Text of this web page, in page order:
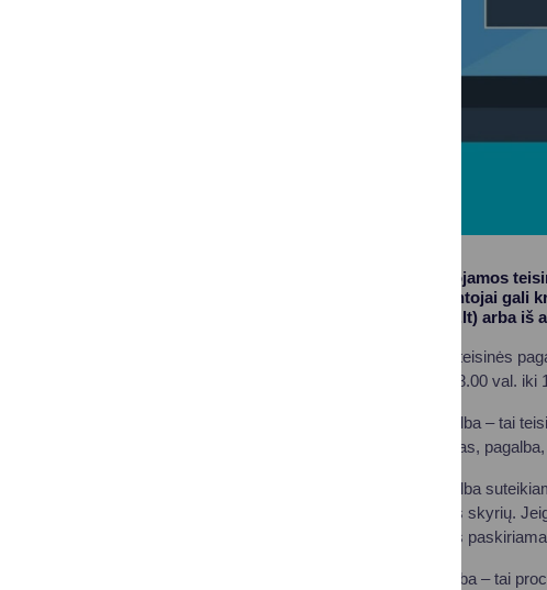
Valstybės garantuojamos
savivaldybės gyventojai gali
(https://www.teisis.lt) arba iš
Teikiamos pirminės teisinės
ketvirtadieniais nuo 8.00 val. iki
Pirminė teisinė pagalba – tai
institucijoms rengimas,
Pirminė teisinė pagalba
civilinės metrikacijos skyrių.
priėmimo laiką, kuris
Antrinė teisinė pagalba – tai